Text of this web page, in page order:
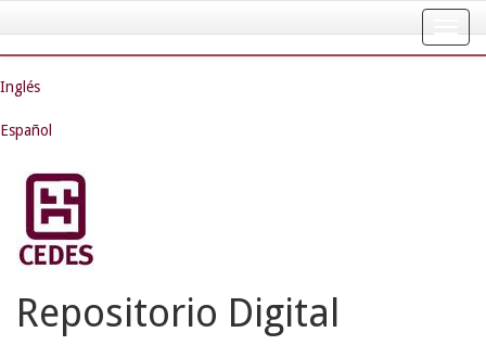
navigation
Inglés
Español
Repositorio Digital